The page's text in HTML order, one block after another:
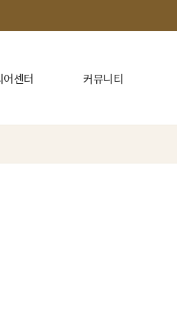
어센터 커뮤니티